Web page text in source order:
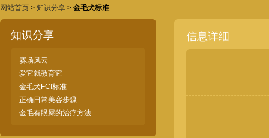
网站首页 > 知识分享 > 金毛犬标准
知识分享
赛场风云
爱它就教育它
金毛犬FCI标准
正确日常美容步骤
金毛有眼屎的治疗方法
金毛公犬
信息详细